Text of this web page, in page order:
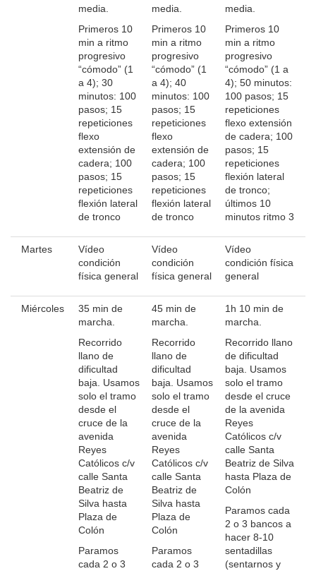
media.
Primeros 10
min a ritmo
progresivo
“cómodo” (1
a 4); 30
minutos: 100
pasos; 15
repeticiones
flexo
extensión de
cadera; 100
pasos; 15
repeticiones
flexión lateral
de tronco
media.
Primeros 10
min a ritmo
progresivo
“cómodo” (1
a 4); 40
minutos: 100
pasos; 15
repeticiones
flexo
extensión de
cadera; 100
pasos; 15
repeticiones
flexión lateral
de tronco
media.
Primeros 10
min a ritmo
progresivo
“cómodo” (1 a
4); 50 minutos:
100 pasos; 15
repeticiones
flexo extensión
de cadera; 100
pasos; 15
repeticiones
flexión lateral
de tronco;
últimos 10
minutos ritmo 3
Martes
Vídeo
condición
física general
Vídeo
condición
física general
Vídeo
condición física
general
Miércoles
35 min de
marcha.
Recorrido
llano de
dificultad
baja. Usamos
solo el tramo
desde el
cruce de la
avenida
Reyes
Católicos c/v
calle Santa
Beatriz de
Silva hasta
Plaza de
Colón
Paramos
cada 2 o 3
45 min de
marcha.
Recorrido
llano de
dificultad
baja. Usamos
solo el tramo
desde el
cruce de la
avenida
Reyes
Católicos c/v
calle Santa
Beatriz de
Silva hasta
Plaza de
Colón
Paramos
cada 2 o 3
1h 10 min de
marcha.
Recorrido llano
de dificultad
baja. Usamos
solo el tramo
desde el cruce
de la avenida
Reyes
Católicos c/v
calle Santa
Beatriz de Silva
hasta Plaza de
Colón
Paramos cada
2 o 3 bancos a
hacer 8-10
sentadillas
(sentarnos y